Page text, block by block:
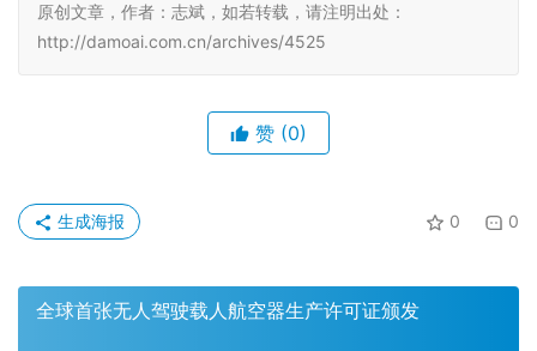
原创文章，作者：志斌，如若转载，请注明出处：
http://damoai.com.cn/archives/4525
赞 (0)
0 0
生成海报
全球首张无人驾驶载人航空器生产许可证颁发